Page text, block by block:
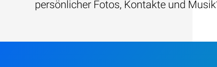
persönlicher Fotos, Kontakte und